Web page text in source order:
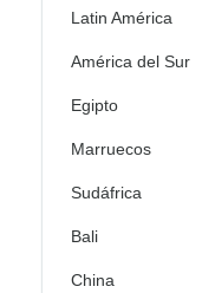
Latin América
América del Sur
Egipto
Marruecos
Sudáfrica
Bali
China